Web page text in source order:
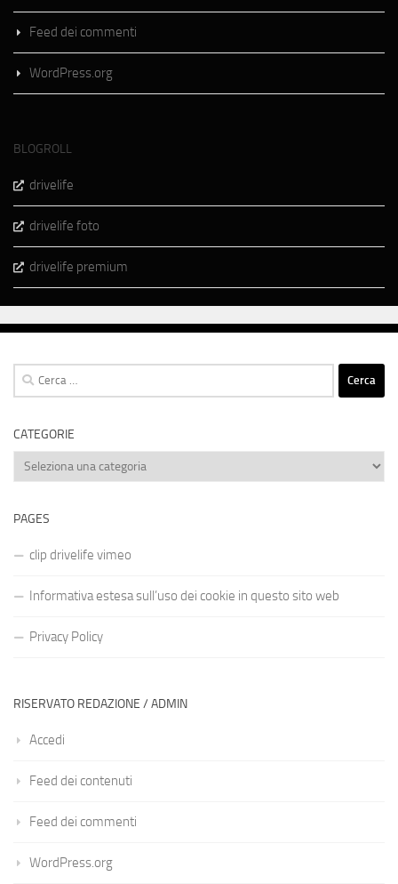
Feed dei commenti
WordPress.org
BLOGROLL
drivelife
drivelife foto
drivelife premium
Ricerca
per:
CATEGORIE
Categorie
PAGES
clip drivelife vimeo
Informativa estesa sull’uso dei cookie in questo sito web
Privacy Policy
RISERVATO REDAZIONE / ADMIN
Accedi
Feed dei contenuti
Feed dei commenti
WordPress.org